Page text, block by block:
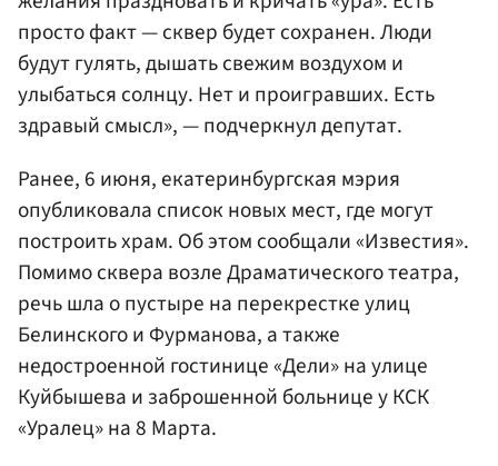
просто факт — сквер будет сохранен. Люди
будут гулять, дышать свежим воздухом и
улыбаться солнцу. Нет и проигравших. Есть
здравый смысл», — подчеркнул депутат.
Ранее, 6 июня, екатеринбургская мэрия
опубликовала список новых мест, где могут
построить храм. Об этом сообщали «Известия».
Помимо сквера возле Драматического театра,
речь шла о пустыре на перекрестке улиц
Белинского и Фурманова, а также
недостроенной гостинице «Дели» на улице
Куйбышева и заброшенной больнице у КСК
«Уралец» на 8 Марта.